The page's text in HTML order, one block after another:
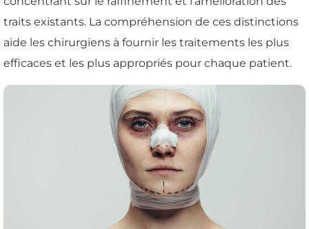
traits existants. La compréhension de ces distinctions
aide les chirurgiens à fournir les traitements les plus
efficaces et les plus appropriés pour chaque patient.